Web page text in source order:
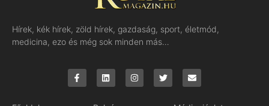
Hírek, kék hírek, zöld hírek, gazdaság, sport, életmód,
medicina, ezo és még sok minden más…